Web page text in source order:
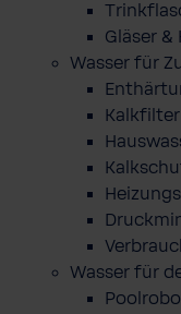
Gläser &
Wasser für
Wasser für